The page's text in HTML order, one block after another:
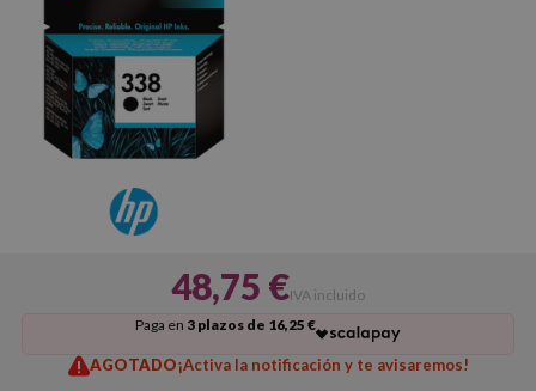
48,75 €IVA incluido
Paga en 3 plazos de 16,25 €
AGOTADO¡Activa la notificación y te avisaremos!